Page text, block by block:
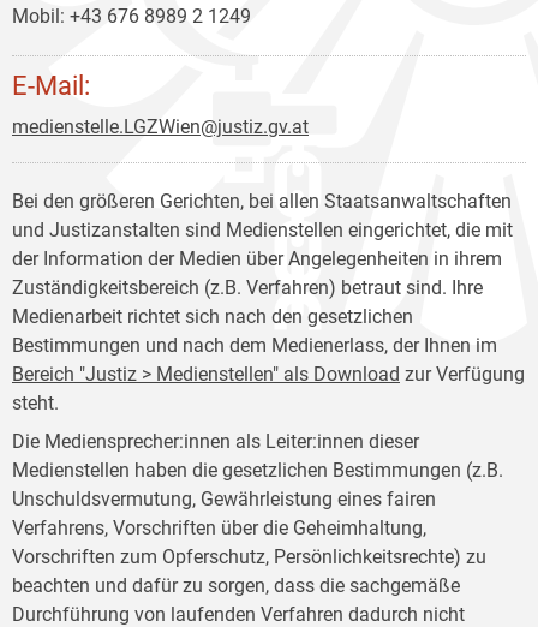
Mobil: +43 676 8989 2 1249
E-Mail:
medienstelle.LGZWien@justiz.gv.at
Bei den größeren Gerichten, bei allen Staatsanwaltschaften
und Justizanstalten sind Medienstellen eingerichtet, die mit
der Information der Medien über Angelegenheiten in ihrem
Zuständigkeitsbereich (z.B. Verfahren) betraut sind. Ihre
Medienarbeit richtet sich nach den gesetzlichen
Bestimmungen und nach dem Medienerlass, der Ihnen im
Bereich "Justiz > Medienstellen" als Download zur Verfügung
steht.
Die Mediensprecher:innen als Leiter:innen dieser
Medienstellen haben die gesetzlichen Bestimmungen (z.B.
Unschuldsvermutung, Gewährleistung eines fairen
Verfahrens, Vorschriften über die Geheimhaltung,
Vorschriften zum Opferschutz, Persönlichkeitsrechte) zu
beachten und dafür zu sorgen, dass die sachgemäße
Durchführung von laufenden Verfahren dadurch nicht